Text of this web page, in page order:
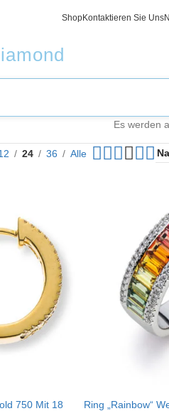
ShopKontaktieren Sie Uns
Es werden
24 36 Alle
750 Mit 18
Ring „Rainbow“